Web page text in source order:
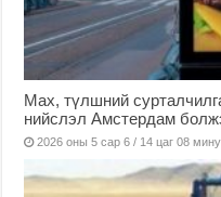
Мах, түлшний
нийслэл Амстердам
2026 оны 5 сар 6 / 14 цаг 08